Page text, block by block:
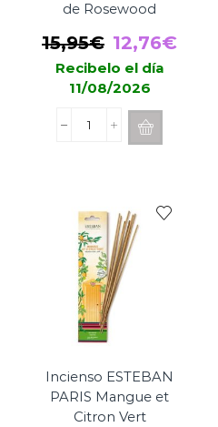
de Rosewood
15,95€ El
precio
original
era:
15,95€.
12,76€El
Recibelo el día
11/08/2026
Porta
Incienso
de
Rosewood
cantidad
Incienso ESTEBAN
PARIS Mangue et
Citron Vert